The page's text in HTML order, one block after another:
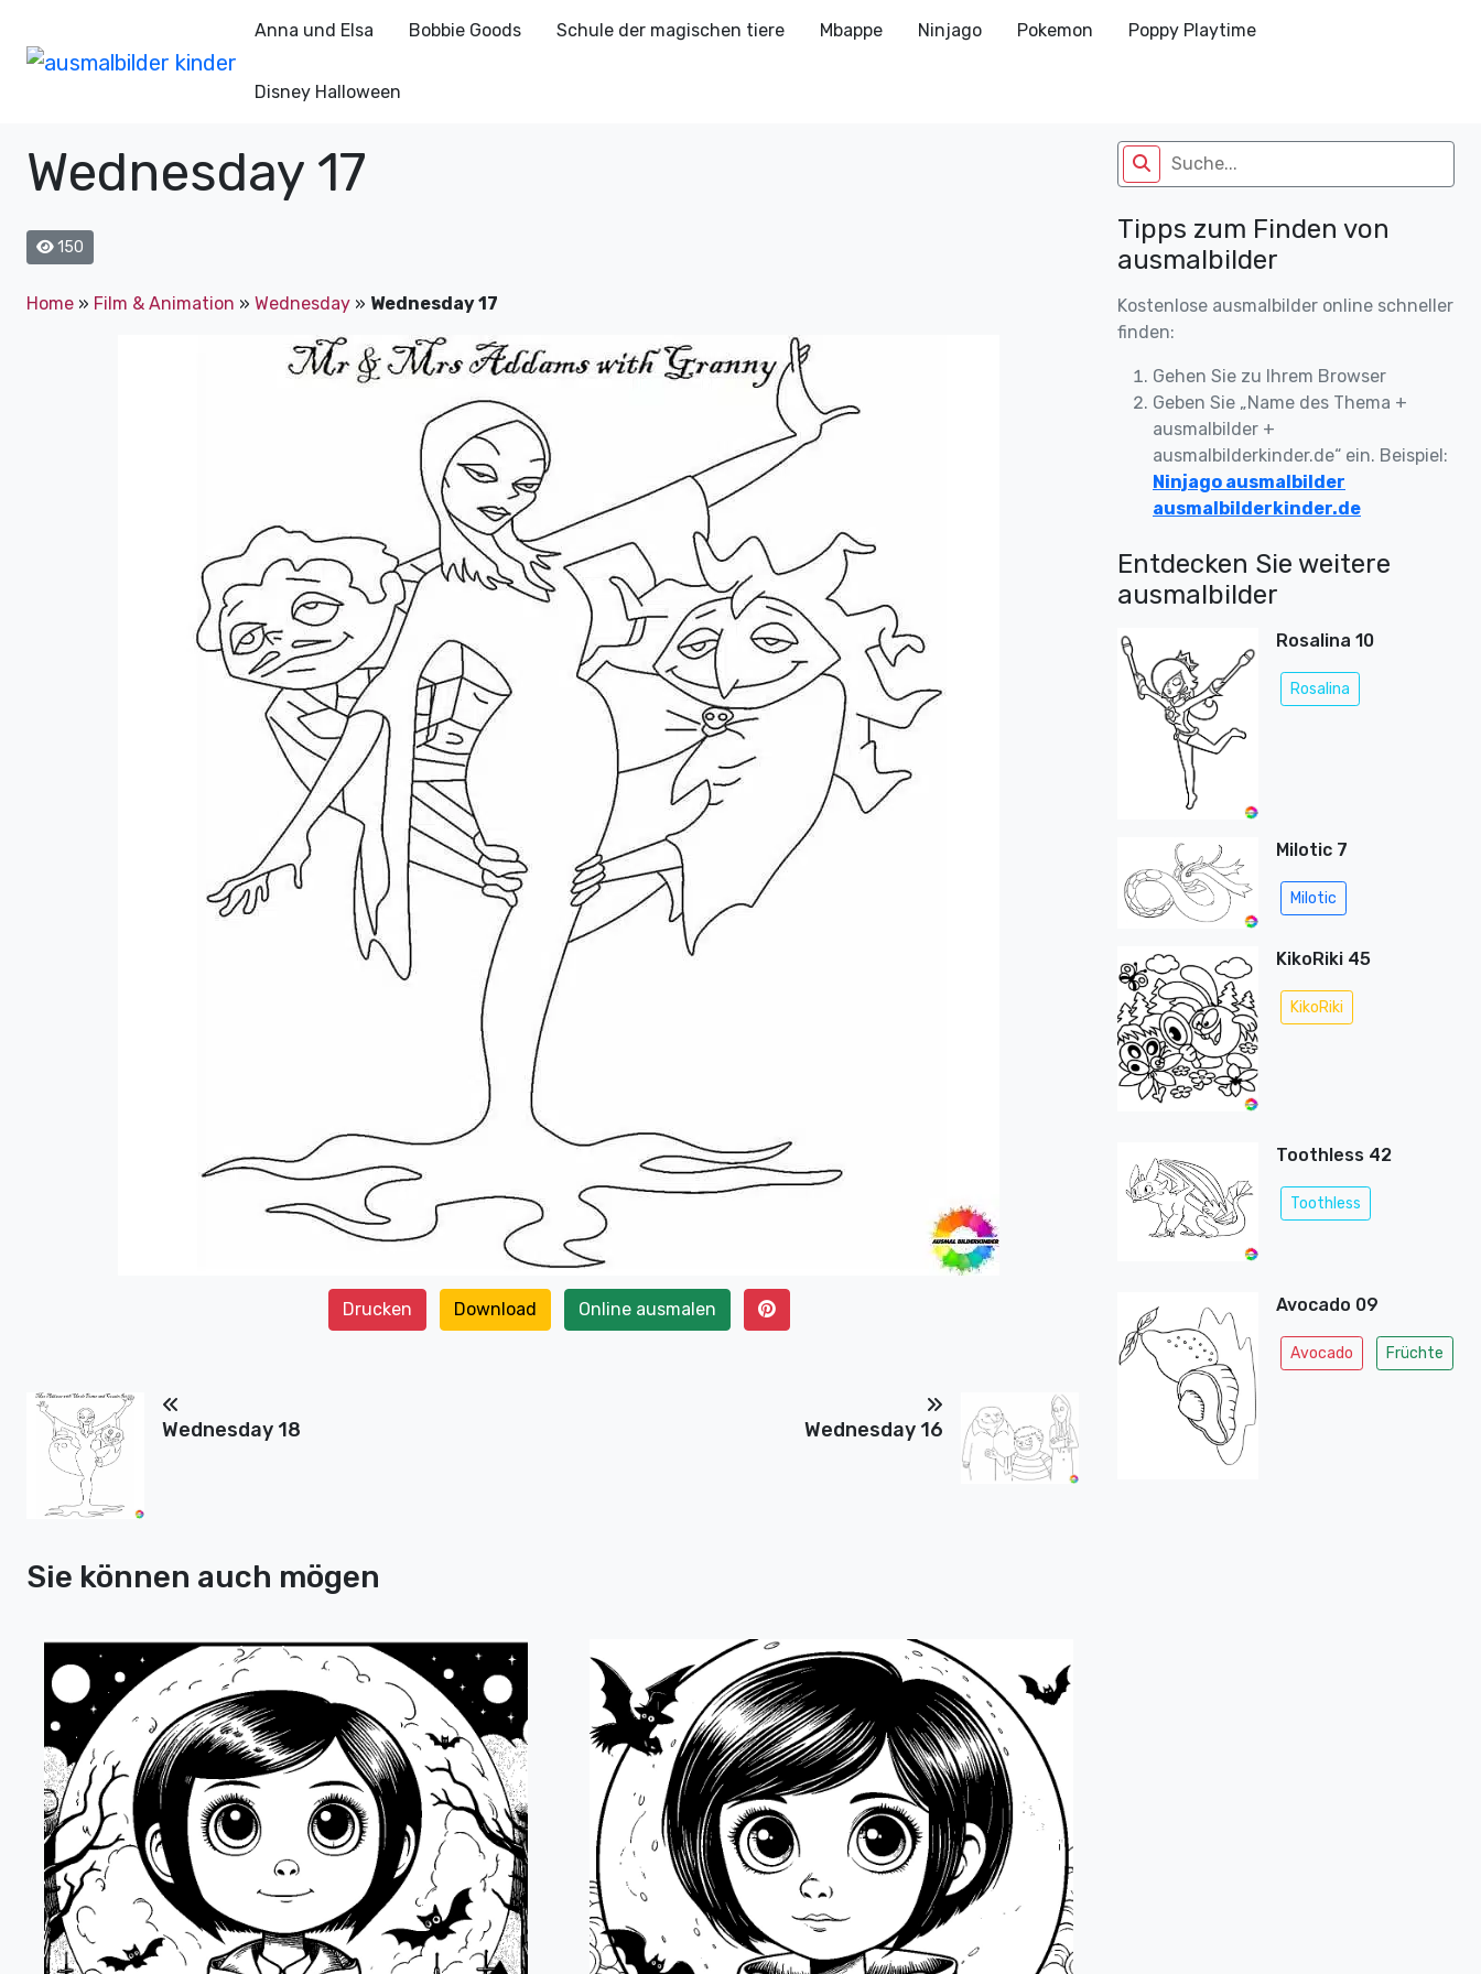
Anna und Elsa Bobbie Goods Schule der magischen tiere Mbappe Ninjago Pokemon Poppy Playtime
Disney Halloween
Wednesday 17
150
Home » Film & Animation » Wednesday » Wednesday 17
Drucken Download Online ausmalen
Wednesday 18 Wednesday 16
Sie können auch mögen
Tipps zum Finden von
ausmalbilder
Kostenlose ausmalbilder online schneller
finden:
Gehen Sie zu Ihrem Browser
Geben Sie „Name des Thema +
ausmalbilder +
ausmalbilderkinder.de“ ein. Beispiel:
Ninjago ausmalbilder
ausmalbilderkinder.de
Entdecken Sie weitere
ausmalbilder
Rosalina 10
Rosalina
Milotic 7
Milotic
KikoRiki 45
KikoRiki
Toothless 42
Toothless
Avocado 09
Avocado Früchte